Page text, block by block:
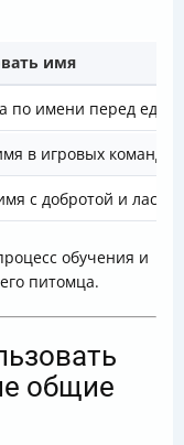
имя
по имени перед едой
в игровых командах
с добротой и лаской
обучения и
питомца.
общие